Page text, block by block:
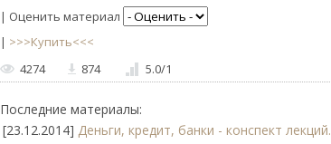
| Оценить материал
| >>>Купить<<<
4274
874 5.0/1
Последние материалы:
[23.12.2014] Деньги, кредит, банки - конспект лекций.